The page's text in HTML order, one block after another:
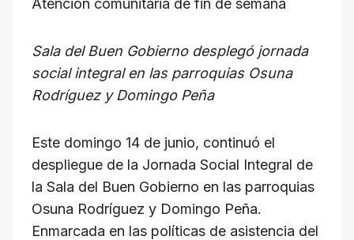
p
o
k
g
a
m
e
d
s
m
i
l
C
p
y
L
n
k
Sala del Buen Gobierno desplegó jornada
social integral en las parroquias Osuna
Rodríguez y Domingo Peña
Este domingo 14 de junio, continuó el
despliegue de la Jornada Social Integral de
la Sala del Buen Gobierno en las parroquias
Osuna Rodríguez y Domingo Peña.
Enmarcada en las políticas de asistencia del